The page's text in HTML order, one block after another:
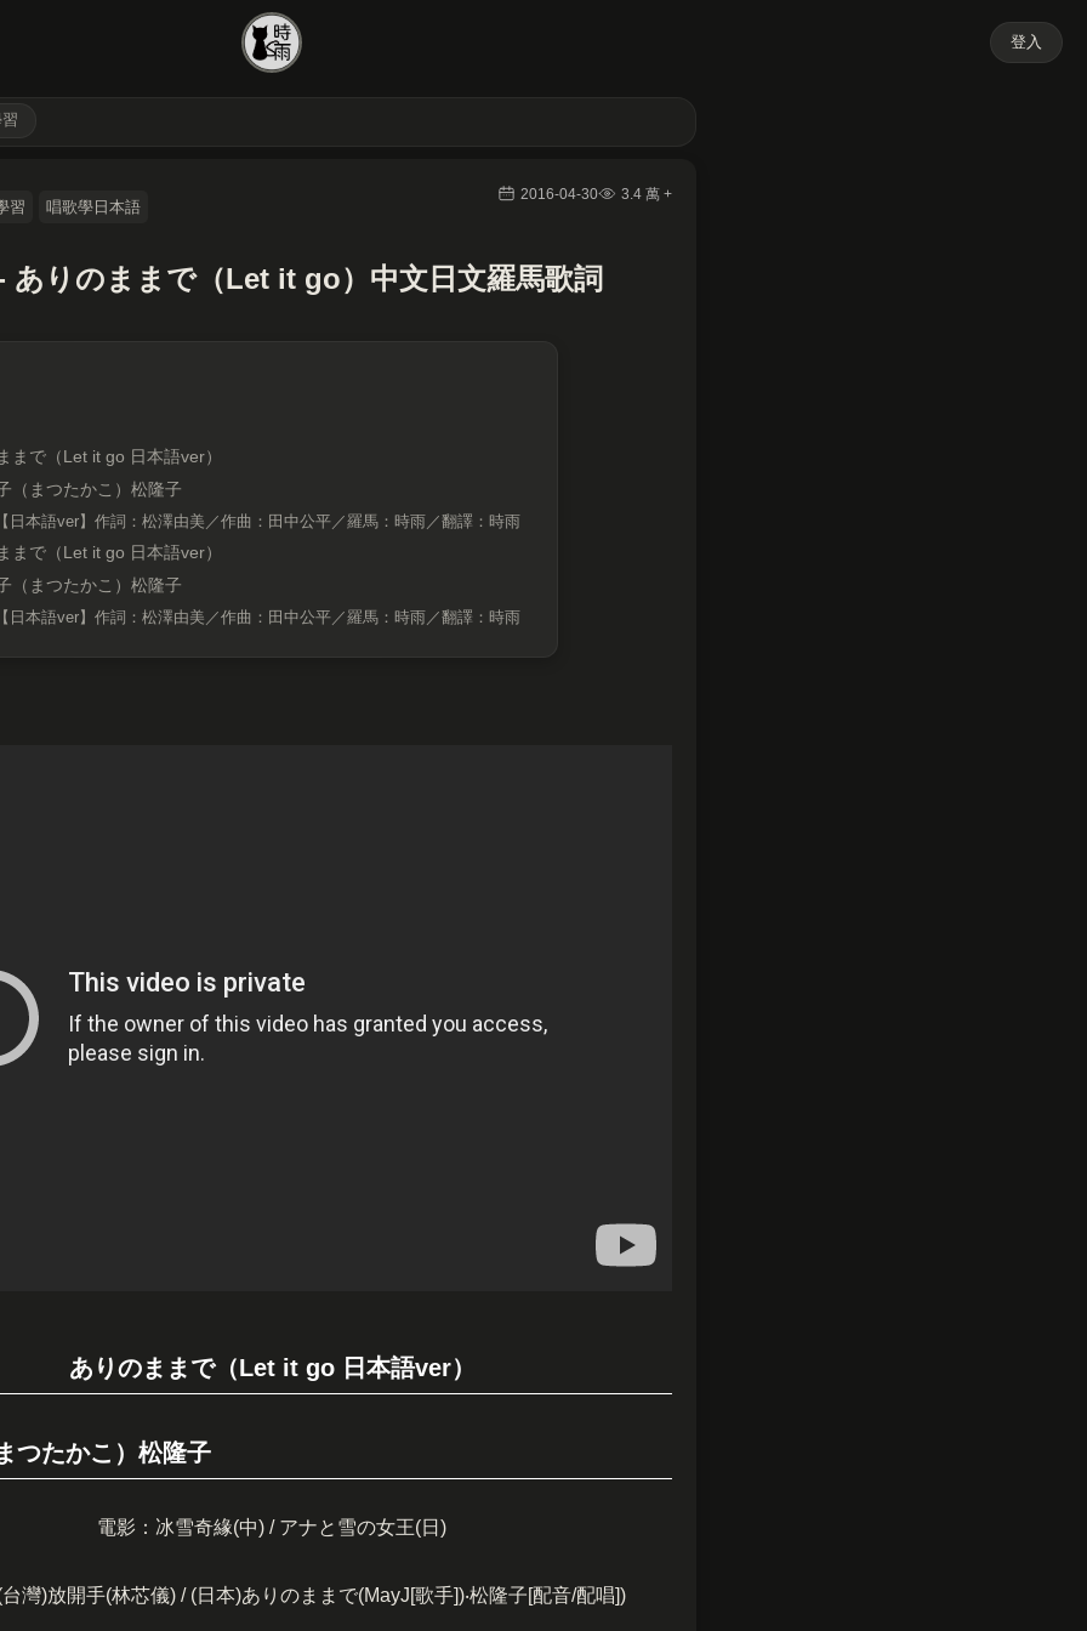
登入
習 唱歌學日本語
2016-04-30 3.4 萬 +
ありのままで（Let it go）中文日文羅馬歌詞
まで（Let it go 日本語ver）
（まつたかこ）松隆子
日本語ver】作詞：松澤由美／作曲：田中公平／羅馬：時雨／翻譯：時雨
まで（Let it go 日本語ver）
（まつたかこ）松隆子
日本語ver】作詞：松澤由美／作曲：田中公平／羅馬：時雨／翻譯：時雨
ありのままで（Let it go 日本語ver）
つたかこ）松隆子
電影：冰雪奇緣(中) / アナと雪の女王(日)
灣)放開手(林芯儀) / (日本)ありのままで(MayJ[歌手])‧松隆子[配音/配唱])